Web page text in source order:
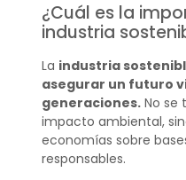
¿Cuál es la
industria
La industria
asegurar un futuro
generaciones.No se
impacto ambiental,
economías sobre
responsables.